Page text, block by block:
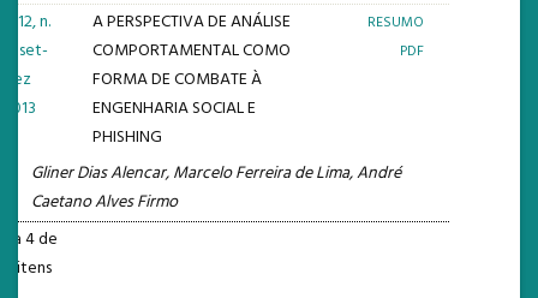
v. 12, n.
3: set-
dez
2013
A PERSPECTIVA DE ANÁLISE
COMPORTAMENTAL COMO
FORMA DE COMBATE À
ENGENHARIA SOCIAL E
PHISHING
RESUMO
PDF
Gliner Dias Alencar, Marcelo Ferreira de Lima, André
Caetano Alves Firmo
1 a 4 de
4 itens